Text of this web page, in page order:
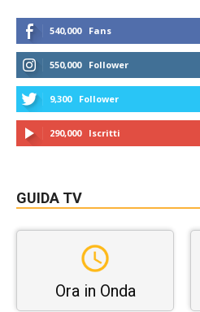
540,000 Fans
550,000 Follower
9,300 Follower
290,000 Iscritti
GUIDA TV
Ora in Onda